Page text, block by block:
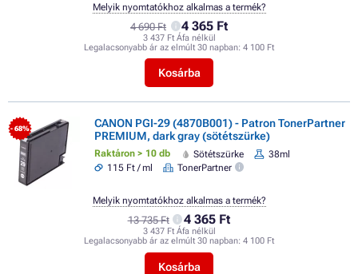
4 690 Ft 4 365 Ft
3 437 Ft Áfa nélkül
Legalacsonyabb ár az elmúlt 30 napban: 4 100 Ft
Kosárba
Melyik nyomtatókhoz alkalmas a termék?
- 68%
CANON PGI-29 (4870B001) - Patron TonerPartner
PREMIUM, dark gray (sötétszürke)
Raktáron > 10 db Sötétszürke
38ml
115 Ft / ml
TonerPartner
13 735 Ft 4 365 Ft
3 437 Ft Áfa nélkül
Legalacsonyabb ár az elmúlt 30 napban: 4 100 Ft
Kosárba
Melyik nyomtatókhoz alkalmas a termék?